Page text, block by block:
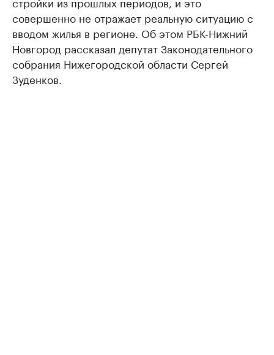
совершенно не отражает реальную ситуацию с
вводом жилья в регионе. Об этом РБК-Нижний
Новгород рассказал депутат Законодательного
собрания Нижегородской области Сергей
Зуденков.